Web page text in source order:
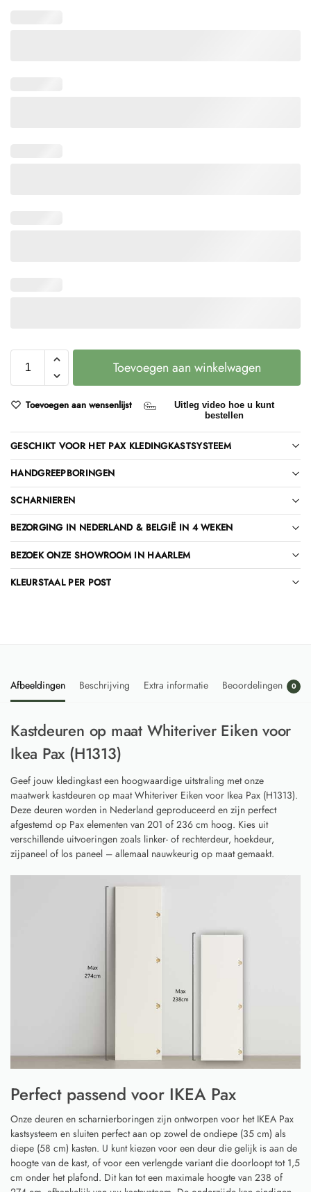
Toevoegen aan winkelwagen
Toevoegen aan wensenlijst
Uitleg video hoe u kunt
bestellen
GESCHIKT VOOR HET PAX KLEDINGKASTSYSTEEM
HANDGREEPBORINGEN
SCHARNIEREN
BEZORGING IN NEDERLAND & BELGIË IN 4 WEKEN
BEZOEK ONZE SHOWROOM IN HAARLEM
KLEURSTAAL PER POST
Afbeeldingen Beschrijving Extra informatie Beoordelingen 0
Kastdeuren op maat Whiteriver Eiken voor
Ikea Pax (H1313)
Geef jouw kledingkast een hoogwaardige uitstraling met onze
maatwerk kastdeuren op maat Whiteriver Eiken voor Ikea Pax (H1313).
Deze deuren worden in Nederland geproduceerd en zijn perfect
afgestemd op Pax elementen van 201 of 236 cm hoog. Kies uit
verschillende uitvoeringen zoals linker- of rechterdeur, hoekdeur,
zijpaneel of los paneel – allemaal nauwkeurig op maat gemaakt.
Perfect passend voor IKEA Pax
Onze deuren en scharnierboringen zijn ontworpen voor het IKEA Pax
kastsysteem en sluiten perfect aan op zowel de ondiepe (35 cm) als
diepe (58 cm) kasten. U kunt kiezen voor een deur die gelijk is aan de
hoogte van de kast, of voor een verlengde variant die doorloopt tot 1,5
cm onder het plafond. Dit kan tot een maximale hoogte van 238 of